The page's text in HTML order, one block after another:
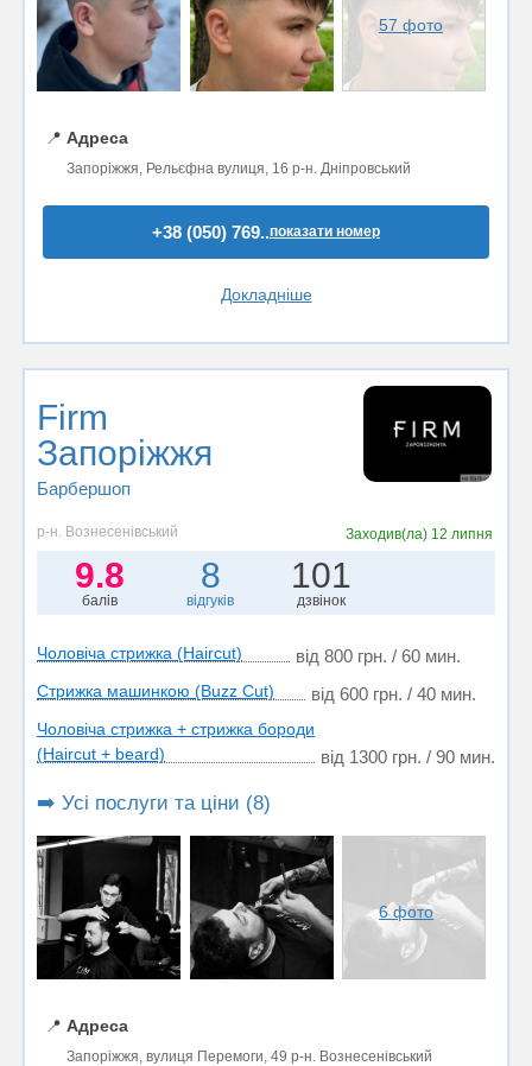
57 фото
📍 Адреса
Запоріжжя, Рельєфна вулиця, 16 р-н. Дніпровський
+38 (050) 769..показати номер
Докладніше
Firm
Запоріжжя
Барбершоп
р-н. Вознесенівський Заходив(ла) 12 липня
9.8
балів
8
відгуків
101
дзвінок
Чоловіча стрижка (Haircut) від 800 грн. / 60 мин.
Стрижка машинкою (Buzz Cut) від 600 грн. / 40 мин.
Чоловіча стрижка + стрижка бороди
(Haircut + beard)
від 1300 грн. / 90 мин.
➡️ Усі послуги та ціни (8)
6 фото
📍 Адреса
Запоріжжя, вулиця Перемоги, 49 р-н. Вознесенівський